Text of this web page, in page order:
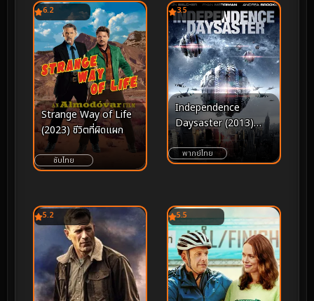
6.2
Strange Way of Life
(2023) ชีวิตที่ผิดแผก
ซับไทย
3.5
Independence
Daysaster (2013)
สงครามจักรกลถล่มโลก
พากย์ไทย
5.2 5.5